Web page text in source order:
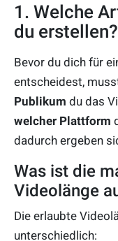
1. Welche
du erstellen?
Bevor du dich für
entscheidest,
Publikum du das
welcher Plattform
dadurch ergeben
Was ist die
Videolänge
Die erlaubte
unterschiedlich: